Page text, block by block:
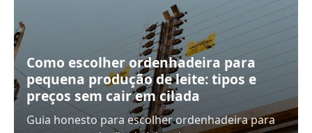
Como escolher ordenhadeira para
pequena produção de leite: tipos e
preços sem cair em cilada
Guia honesto para escolher ordenhadeira para